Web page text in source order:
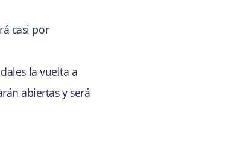
casi por
la vuelta a
abiertas y será